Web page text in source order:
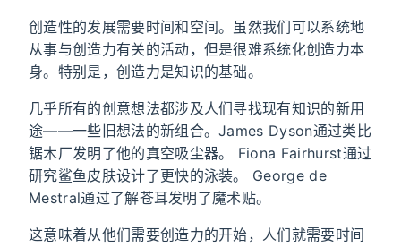
创造性的发展需要时间和空间。虽然我们可以系统地
从事与创造力有关的活动，但是很难系统化创造力本
身。特别是，创造力是知识的基础。
几乎所有的创意想法都涉及人们寻找现有知识的新用
途——一些旧想法的新组合。James Dyson通过类比
锯木厂发明了他的真空吸尘器。 Fiona Fairhurst通过
研究鲨鱼皮肤设计了更快的泳装。 George de
Mestral通过了解苍耳发明了魔术贴。
这意味着从他们需要创造力的开始，人们就需要时间